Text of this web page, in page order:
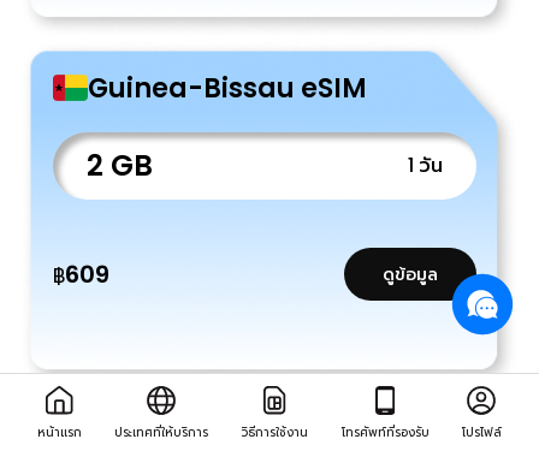
Guinea-Bissau eSIM
2 GB 1 วัน
฿609 ดูข้อมูล
หน้าแรก ประเทศที่ให้บริการ วิธีการใช้งาน โทรศัพท์ที่รองรับ โปรไฟล์